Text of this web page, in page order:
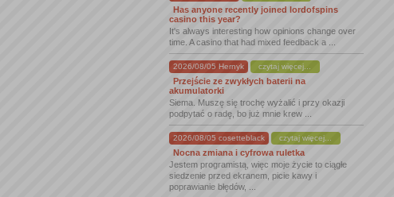
Has anyone recently joined lordofspins
casino this year?
It's always interesting how opinions change over
time. A casino that had mixed feedback a ...
2026/08/05 Hernyk czytaj więcej...
Przejście ze zwykłych baterii na
akumulatorki
Siema. Muszę się trochę wyżalić i przy okazji
podpytać o radę, bo już mnie krew ...
2026/08/05 cosetteblack czytaj więcej...
Nocna zmiana i cyfrowa ruletka
Jestem programistą, więc moje życie to ciągłe
siedzenie przed ekranem, picie kawy i
poprawianie błędów, ...